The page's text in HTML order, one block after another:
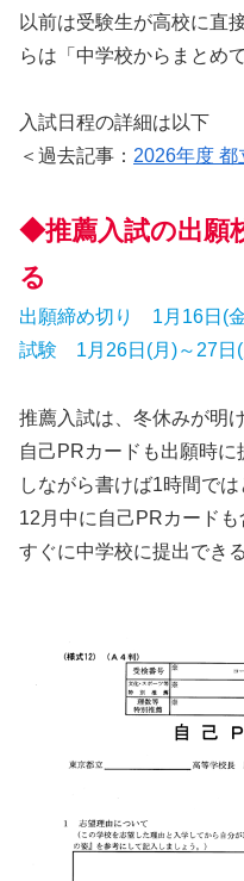
以前は受験生が高校に直
らは「中学校からまとめ
入試日程の詳細は以下
＜過去記事： 2026年度 都
◆推薦入試の出願
る
出願締め切り 1月16日(
試験 1月26日(月)～27日
推薦入試は、冬休みが明
自己PRカードも出願時
しながら書けば1時間で
12月中に自己PRカード
すぐに中学校に提出でき